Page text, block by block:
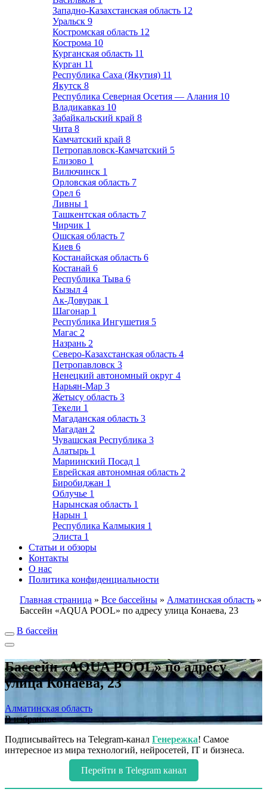
Западно-Казахстанская область 12
Уральск 9
Костромская область 12
Кострома 10
Курганская область 11
Курган 11
Республика Саха (Якутия) 11
Якутск 8
Республика Северная Осетия — Алания 10
Владикавказ 10
Забайкальский край 8
Чита 8
Камчатский край 8
Петропавловск-Камчатский 5
Елизово 1
Вилючинск 1
Орловская область 7
Орел 6
Ливны 1
Ташкентская область 7
Чирчик 1
Ошская область 7
Киев 6
Костанайская область 6
Костанай 6
Республика Тыва 6
Кызыл 4
Ак-Довурак 1
Шагонар 1
Республика Ингушетия 5
Магас 2
Назрань 2
Северо-Казахстанская область 4
Петропавловск 3
Ненецкий автономный округ 4
Нарьян-Мар 3
Жетысу область 3
Текели 1
Магаданская область 3
Магадан 2
Чувашская Республика 3
Алатырь 1
Мариинский Посад 1
Еврейская автономная область 2
Биробиджан 1
Облучье 1
Нарынская область 1
Нарын 1
Республика Калмыкия 1
Элиста 1
Статьи и обзоры
Контакты
О нас
Политика конфиденциальности
Главная страница » Все бассейны » Алматинская область »
Бассейн «AQUA POOL» по адресу улица Конаева, 23
В бассейн
Бассейн «AQUA POOL» по адресу
улица Конаева, 23
Алматинская область
В избранное
Подписывайтесь на Telegram-канал Генережка! Самое
интересное из мира технологий, нейросетей, IT и бизнеса.
Перейти в Telegram канал